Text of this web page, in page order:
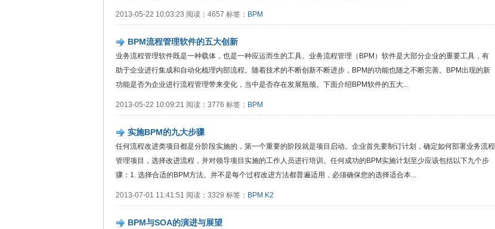
2013-05-22 10:03:23 阅读：4657 标签： BPM
BPM流程管理软件的五大创新
业务流程管理软件既是一种载体，也是一种应运而生的工具。业务流程管理（BPM）软件是大部分企业的重要工具，有
助于企业进行集成和自动化梳理内部流程。随着技术的不断创新不断进步，BPM的功能也随之不断完善。BPM出现的新
功能是否为企业进行流程管理带来变化，当中是否存在发展瓶颈。下面介绍BPM软件的五大...
2013-05-22 10:09:21 阅读：3776 标签： BPM
实施BPM的九大步骤
任何流程改进类项目都是分阶段实施的，第一个重要的阶段就是项目启动。企业首先要制订计划，确定如何部署业务流程
管理项目，选择改进流程，并对领导项目实施的工作人员进行培训。任何成功的BPM实施计划至少应该包括以下九个步
骤：1. 选择合适的BPM方法。并不是每个过程改进方法都普遍适用，必须确保您的选择适合本...
2013-07-01 11:41:51 阅读：3329 标签： BPM K2
BPM与SOA的演进与展望